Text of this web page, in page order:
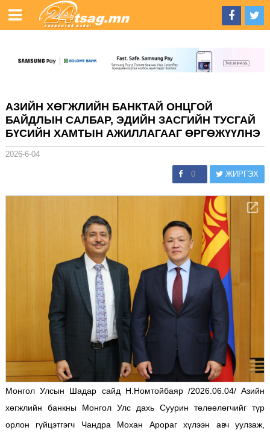
АЗИЙН ХӨГЖЛИЙН БАНКТАЙ ОНЦГОЙ
БАЙДЛЫН САЛБАР, ЭДИЙН ЗАСГИЙН ТУСГАЙ
БҮСИЙН ХАМТЫН АЖИЛЛАГААГ ӨРГӨЖҮҮЛНЭ
2026-6-04
0 ЖИРГЭХ
Монгол Улсын Шадар сайд Н.Номтойбаяр /2026.06.04/ Азийн
хөгжлийн банкны Монгол Улс дахь Суурин төлөөлөгчийг түр
орлон гүйцэтгэгч Чандра Мохан Арораг хүлээн авч уулзаж,